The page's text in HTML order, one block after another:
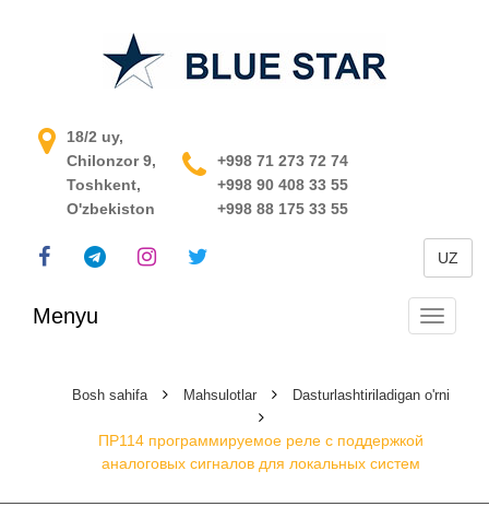
O'zbekistondagi jarayonni
boshqarish tizimi
18/2 uy,
Chilonzor 9,
Toshkent,
O'zbekiston
+998 71 273 72 74
+998 90 408 33 55
+998 88 175 33 55
UZ
Menyu
Bosh sahifa Mahsulotlar Dasturlashtiriladigan o'rni
ПР114 программируемое реле с поддержкой
аналоговых сигналов для локальных систем